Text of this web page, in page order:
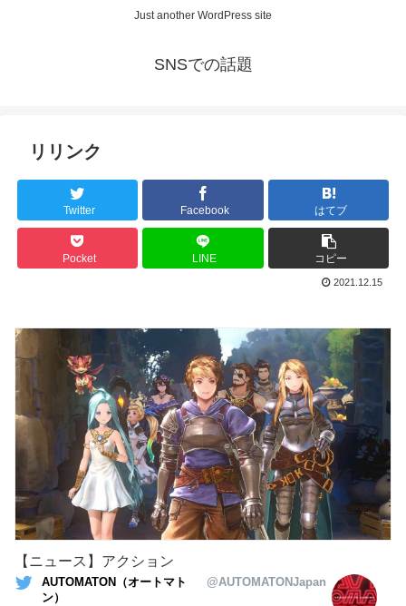
Just another WordPress site
SNSでの話題
リリンク
Twitter Facebook はてブ
Pocket LINE コピー
2021.12.15
【ニュース】アクション
AUTOMATON（オートマト
ン）
@AUTOMATONJapan